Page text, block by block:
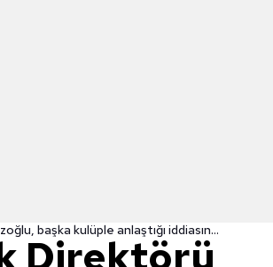
Antalyaspor Teknik Direktörü Belözoğlu, başka kulüple anlaştığı iddiasını yalanladı
Direktörü